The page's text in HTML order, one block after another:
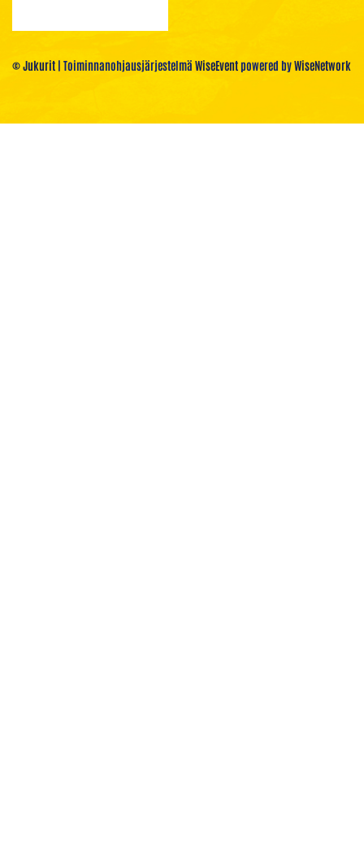
© Jukurit | Toiminnanohjausjärjestelmä WiseEventpowered byWiseNetwork